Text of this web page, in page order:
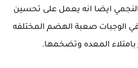
ايضا انه يعمل على تحسين
الوجبات صعبة الهضم المختلفه
المعده وتضخمها.